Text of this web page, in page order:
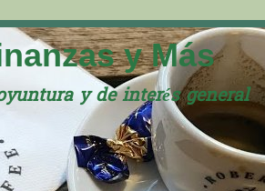
y Más
y de interés general